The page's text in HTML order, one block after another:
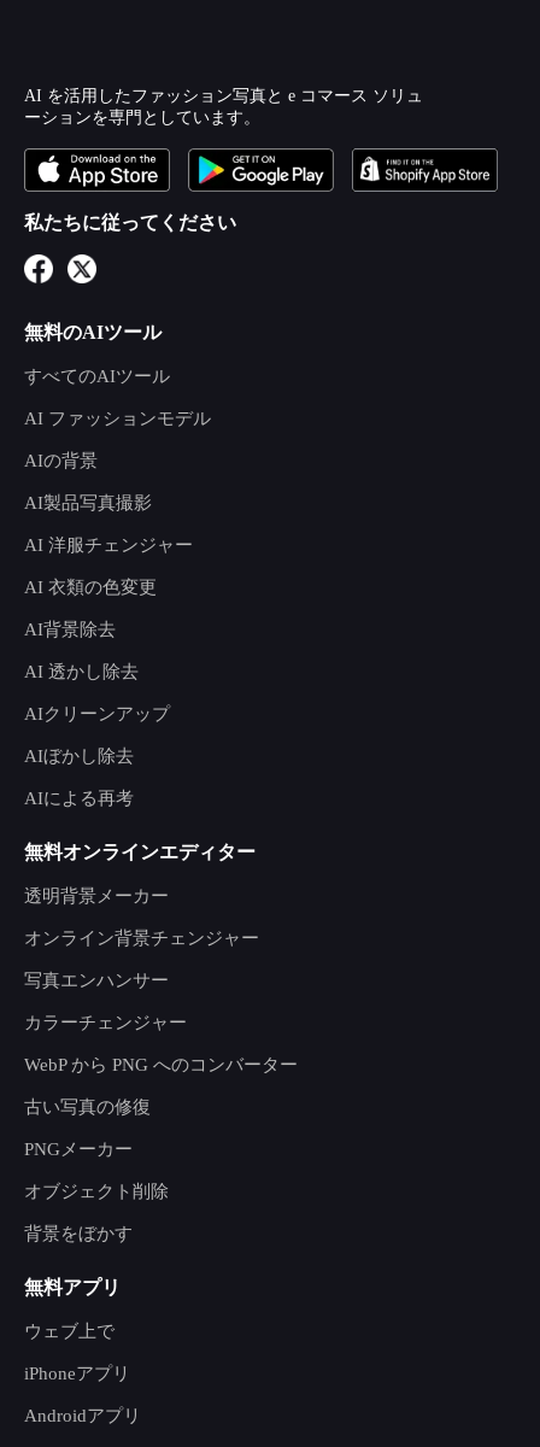
AI を活用したファッション写真と e コマース ソリュ
ーションを専門としています。
私たちに従ってください
無料のAIツール
すべてのAIツール
AI ファッションモデル
AIの背景
AI製品写真撮影
AI 洋服チェンジャー
AI 衣類の色変更
AI背景除去
AI 透かし除去
AIクリーンアップ
AIぼかし除去
AIによる再考
無料オンラインエディター
透明背景メーカー
オンライン背景チェンジャー
写真エンハンサー
カラーチェンジャー
WebP から PNG へのコンバーター
古い写真の修復
PNGメーカー
オブジェクト削除
背景をぼかす
無料アプリ
ウェブ上で
iPhoneアプリ
Androidアプリ